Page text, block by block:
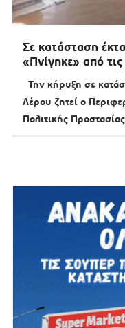
Σε κατάσταση
«Πνίγηκε» από
Την κήρυξη σε
Λέρου ζητεί ο
Πολιτικής